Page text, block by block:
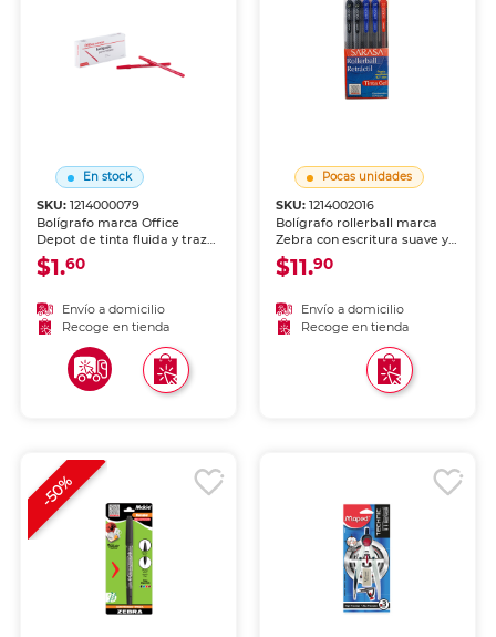
En stock
SKU:1214000079
Bolígrafo marca Office
Depot de tinta fluida y trazo
uniforme. Escritura cómoda
y duradera para uso diario
$1.60
Envío a domicilio
Recoge en tienda
Pocas unidades
SKU: 1214002016
Bolígrafo rollerball marca
Zebra con escritura suave y
tinta líquida de alta
cobertura. Trazo nítido y
firmas y uso diario.
$11.90
Envío a domicilio
Recoge en tienda
-50%